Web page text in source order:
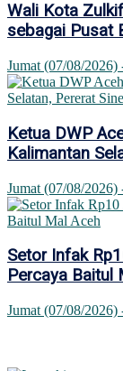
Wali Kota
sebagai Pusat
Jumat (07/08/
Ketua DWP
Kalimantan
Jumat (07/08/
Setor Infak
Percaya Baitul
Jumat (07/08/